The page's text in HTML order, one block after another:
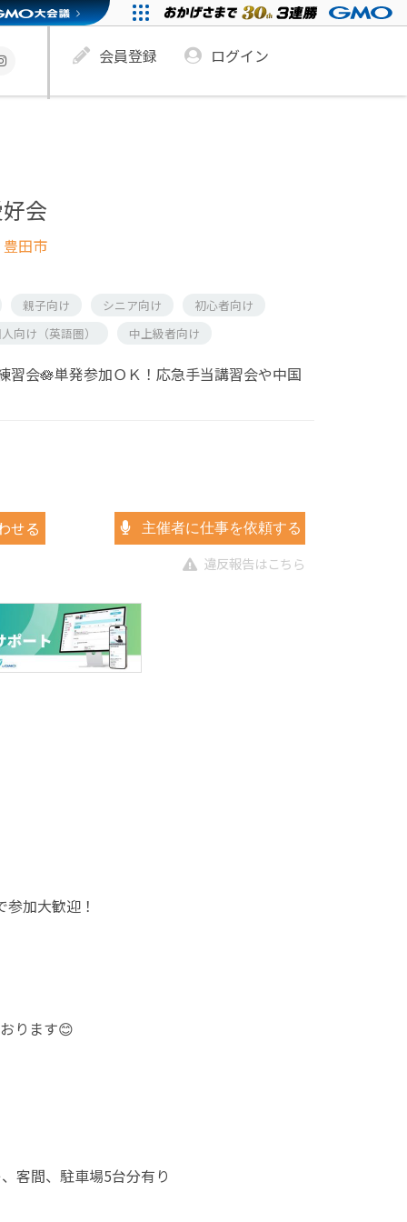
会員登録 ログイン
会
田市
親子向け シニア向け
初心者向け
向け（英語圏） 中上級者向け
習会🪷単発参加ＯＫ！応急手当講習会や中国
せる 主催者に仕事を依頼する
違反報告はこちら
加大歓迎！
ります😊
客間、駐車場5台分有り